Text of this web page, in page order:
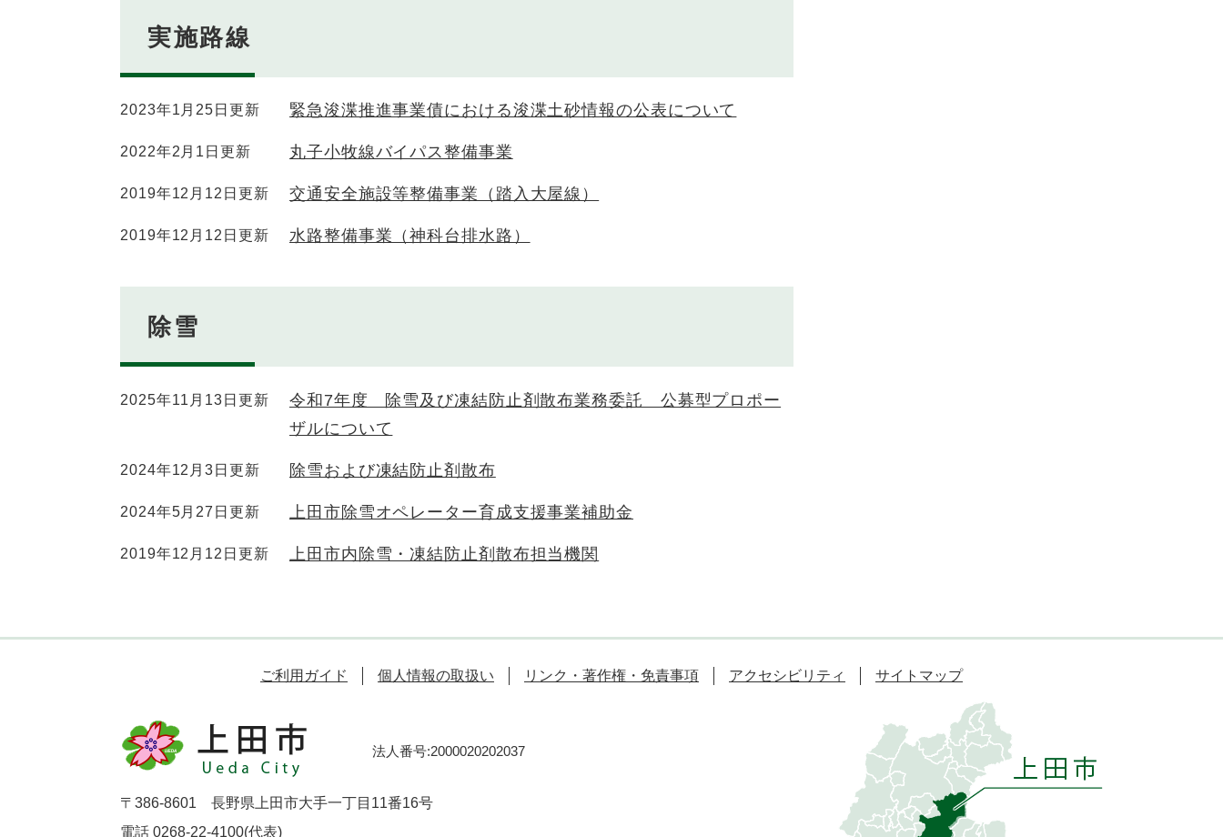
実施路線
2023年1月25日更新 緊急浚渫推進事業債における浚渫土砂情報の公表について
2022年2月1日更新 丸子小牧線バイパス整備事業
2019年12月12日更新 交通安全施設等整備事業（踏入大屋線）
2019年12月12日更新 水路整備事業（神科台排水路）
除雪
2025年11月13日更新
令和7年度 除雪及び凍結防止剤散布業務委託 公募型プロポー
ザルについて
2024年12月3日更新 除雪および凍結防止剤散布
2024年5月27日更新 上田市除雪オペレーター育成支援事業補助金
2019年12月12日更新 上田市内除雪・凍結防止剤散布担当機関
ご利用ガイド 個人情報の取扱い リンク・著作権・免責事項 アクセシビリティ サイトマップ
法人番号:2000020202037
〒386-8601 長野県上田市大手一丁目11番16号
電話 0268-22-4100(代表)